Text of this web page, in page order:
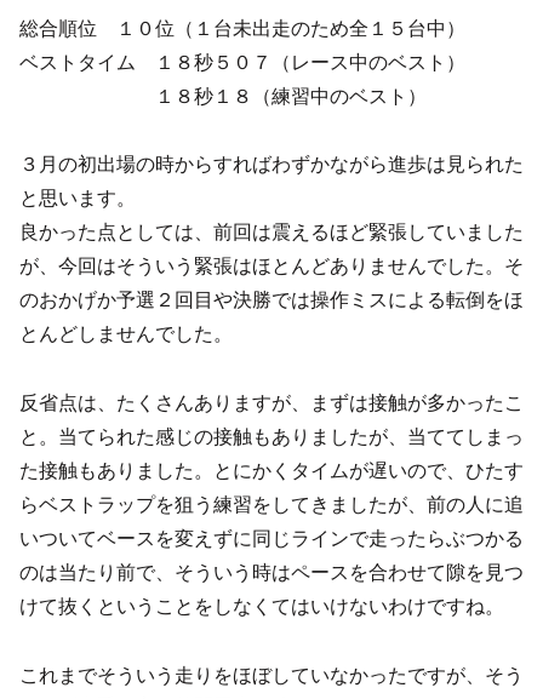
総合順位 １０位（１台未出走のため全１５台中）
ベストタイム １８秒５０７（レース中のベスト）
１８秒１８（練習中のベスト）
３月の初出場の時からすればわずかながら進歩は見られた
と思います。
良かった点としては、前回は震えるほど緊張していました
が、今回はそういう緊張はほとんどありませんでした。そ
のおかげか予選２回目や決勝では操作ミスによる転倒をほ
とんどしませんでした。
反省点は、たくさんありますが、まずは接触が多かったこ
と。当てられた感じの接触もありましたが、当ててしまっ
た接触もありました。とにかくタイムが遅いので、ひたす
らベストラップを狙う練習をしてきましたが、前の人に追
いついてベースを変えずに同じラインで走ったらぶつかる
のは当たり前で、そういう時はペースを合わせて隙を見つ
けて抜くということをしなくてはいけないわけですね。
これまでそういう走りをほぼしていなかったですが、そう